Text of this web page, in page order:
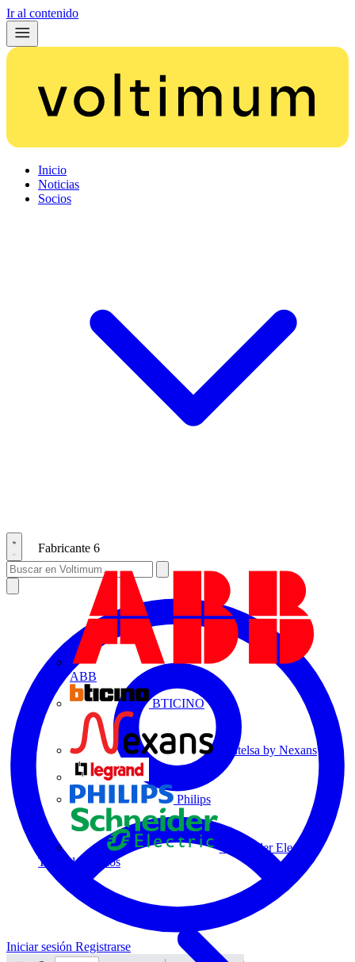
Ir al contenido
Inicio
Noticias
Socios
Fabricante 6
ABB
BTICINO
Centelsa by Nexans
Philips
Schneider Electric
Todos los socios
Iniciar sesión Registrarse